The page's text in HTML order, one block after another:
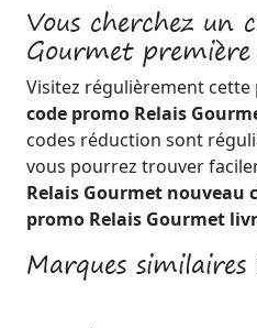
Vous cherchez un
Gourmet
Visitez régulièrement
code promo Relais
codes réduction sont
vous pourrez trouver
Relais Gourmet nouveau
promo Relais Gourmet
Marques